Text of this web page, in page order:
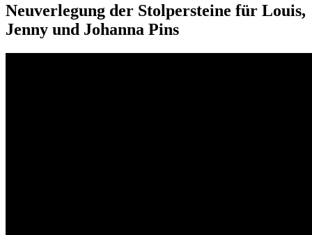
Neuverlegung der Stolpersteine für Louis,
Jenny und Johanna Pins